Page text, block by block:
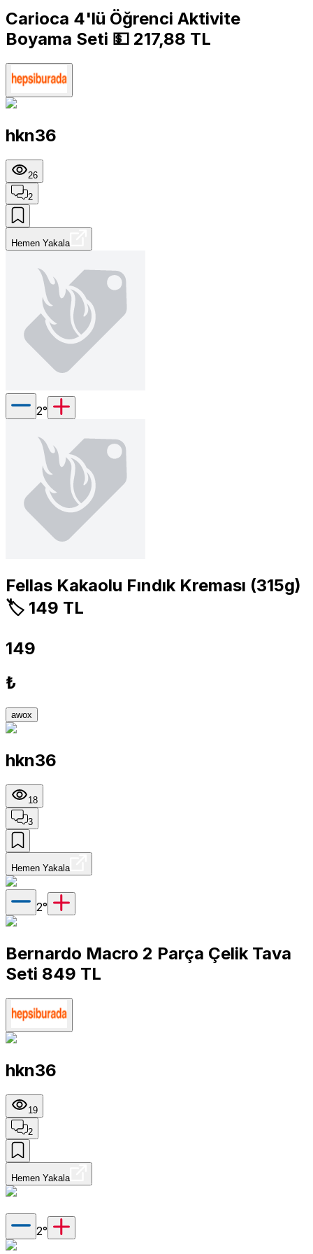
Carioca 4'lü Öğrenci Aktivite
Boyama Seti 💵 217,88 TL
hkn36
26
2
Hemen Yakala
2°
Fellas Kakaolu Fındık Kreması (315g)
🏷️ 149 TL
149
₺
awox
hkn36
18
3
Hemen Yakala
2°
Bernardo Macro 2 Parça Çelik Tava
Seti 849 TL
hkn36
19
2
Hemen Yakala
2°